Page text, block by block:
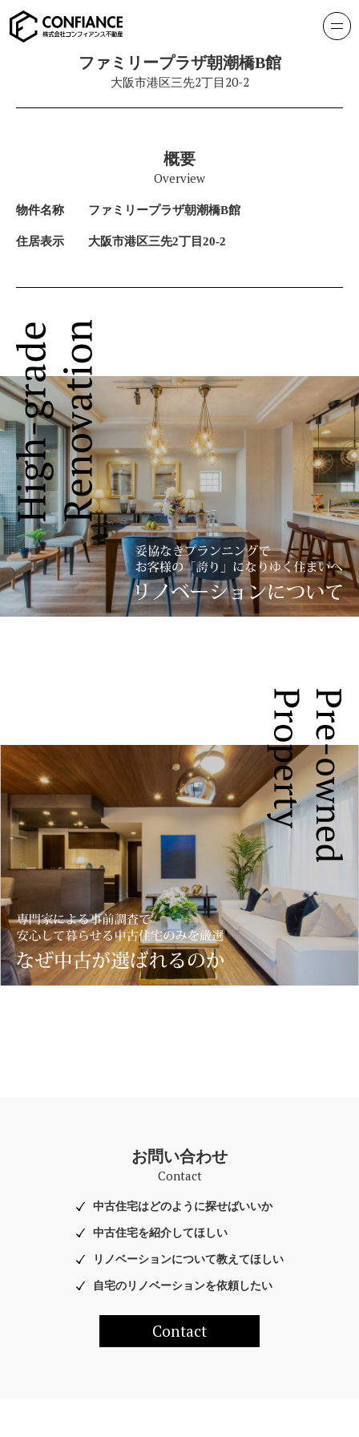
ファミリープラザ朝潮橋B館
大阪市港区三先2丁目20-2
概要
Overview
物件名称 ファミリープラザ朝潮橋B館
住居表示 大阪市港区三先2丁目20-2
お問い合わせ
Contact
中古住宅はどのように探せばいいか
中古住宅を紹介してほしい
リノベーションについて教えてほしい
自宅のリノベーションを依頼したい
Contact